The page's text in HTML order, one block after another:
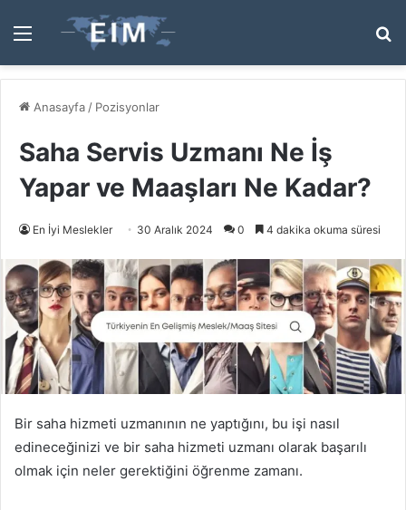
Menü
...
Anasayfa / Pozisyonlar
Saha Servis Uzmanı Ne İş
Yapar ve Maaşları Ne Kadar?
En İyi Meslekler 30 Aralık 2024 0 4 dakika okuma süresi
Bir saha hizmeti uzmanının ne yaptığını, bu işi nasıl
edineceğinizi ve bir saha hizmeti uzmanı olarak başarılı
olmak için neler gerektiğini öğrenme zamanı.